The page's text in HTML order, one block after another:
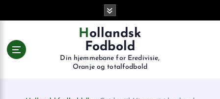
Hollandsk
Fodbold
Din hjemmebane for Eredivisie,
Oranje og totalfodbold